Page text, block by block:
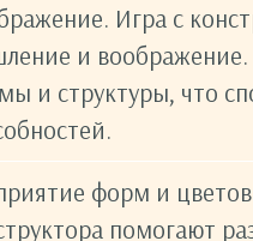
Игра с
и воображение.
и структуры, что
форм и
помогают